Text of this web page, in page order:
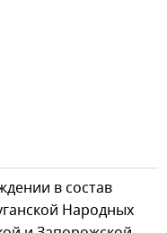
в состав
Народных